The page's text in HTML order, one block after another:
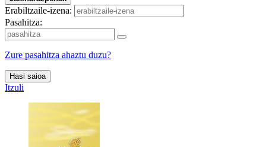
Erabiltzaile-izena:
Pasahitza:
Zure pasahitza ahaztu duzu?
Hasi saioa
Itzuli